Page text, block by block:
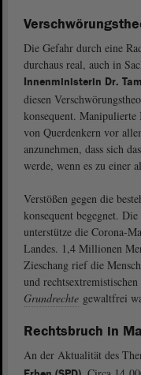
Die Gefahr durch eine
durchaus real, auch in
Innenministerin Dr.
diesen
konsequent.
von Querdenkern vor
anzunehmen, dass sich
werde, wenn es zu einer
Verstößen gegen die
konsequent begegnet.
unterstütze die Corona-
Landes. 1,4 Millionen
Zieschang rief die
und
Grundrechte gewaltfrei
Rechtsbruch in
An der Aktualität des